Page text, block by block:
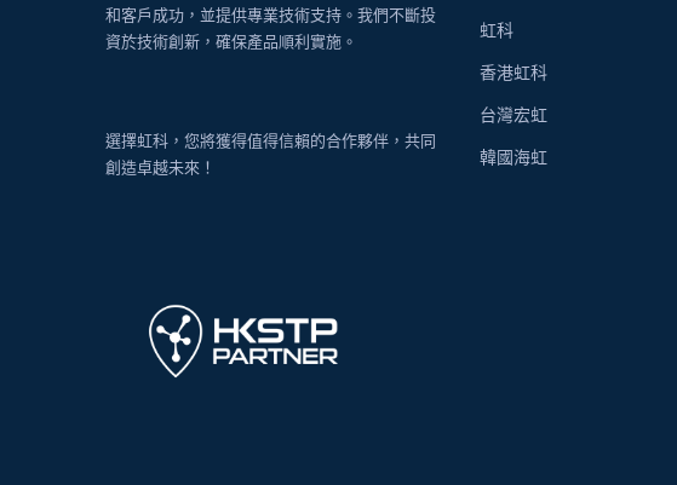
和客戶成功，並提供專業技術支持。我們不斷投
資於技術創新，確保產品順利實施。
選擇虹科，您將獲得值得信賴的合作夥伴，共同
創造卓越未來！
虹科
香港虹科
台灣宏虹
韓國海虹